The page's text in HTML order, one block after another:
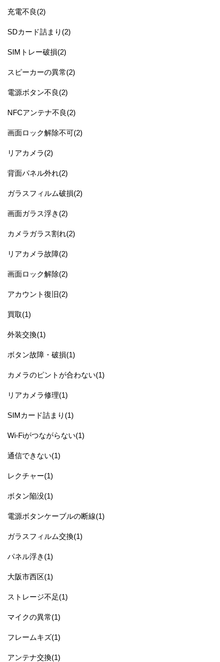
充電不良(2)
SDカード詰まり(2)
SIMトレー破損(2)
スピーカーの異常(2)
電源ボタン不良(2)
NFCアンテナ不良(2)
画面ロック解除不可(2)
リアカメラ(2)
背面パネル外れ(2)
ガラスフィルム破損(2)
画面ガラス浮き(2)
カメラガラス割れ(2)
リアカメラ故障(2)
画面ロック解除(2)
アカウント復旧(2)
買取(1)
外装交換(1)
ボタン故障・破損(1)
カメラのピントが合わない(1)
リアカメラ修理(1)
SIMカード詰まり(1)
Wi-Fiがつながらない(1)
通信できない(1)
レクチャー(1)
ボタン陥没(1)
電源ボタンケーブルの断線(1)
ガラスフィルム交換(1)
パネル浮き(1)
大阪市西区(1)
ストレージ不足(1)
マイクの異常(1)
フレームキズ(1)
アンテナ交換(1)